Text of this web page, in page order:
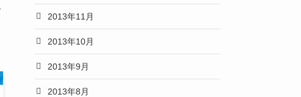
2013年11月
2013年10月
2013年9月
2013年8月